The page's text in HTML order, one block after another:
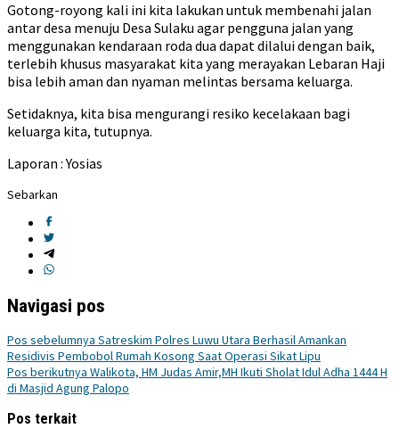
Gotong-royong kali ini kita lakukan untuk membenahi jalan
antar desa menuju Desa Sulaku agar pengguna jalan yang
menggunakan kendaraan roda dua dapat dilalui dengan baik,
terlebih khusus masyarakat kita yang merayakan Lebaran Haji
bisa lebih aman dan nyaman melintas bersama keluarga.
Setidaknya, kita bisa mengurangi resiko kecelakaan bagi
keluarga kita, tutupnya.
Laporan : Yosias
Sebarkan
Navigasi pos
Pos sebelumnya Satreskim Polres Luwu Utara Berhasil Amankan
Residivis Pembobol Rumah Kosong Saat Operasi Sikat Lipu
Pos berikutnya Walikota, HM Judas Amir,MH Ikuti Sholat Idul Adha 1444 H
di Masjid Agung Palopo
Pos terkait